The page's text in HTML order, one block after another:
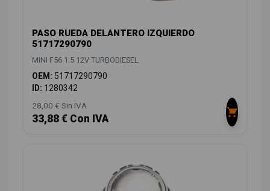
PASO RUEDA DELANTERO IZQUIERDO
51717290790
MINI F56 1.5 12V TURBODIESEL
OEM: 51717290790
ID: 1280342
28,00 € Sin IVA
33,88 € Con IVA